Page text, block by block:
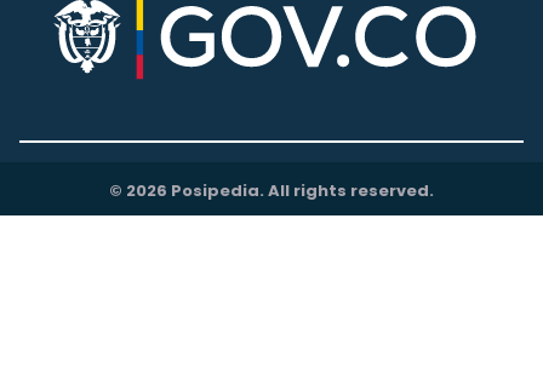
© 2026 Posipedia. All rights reserved.